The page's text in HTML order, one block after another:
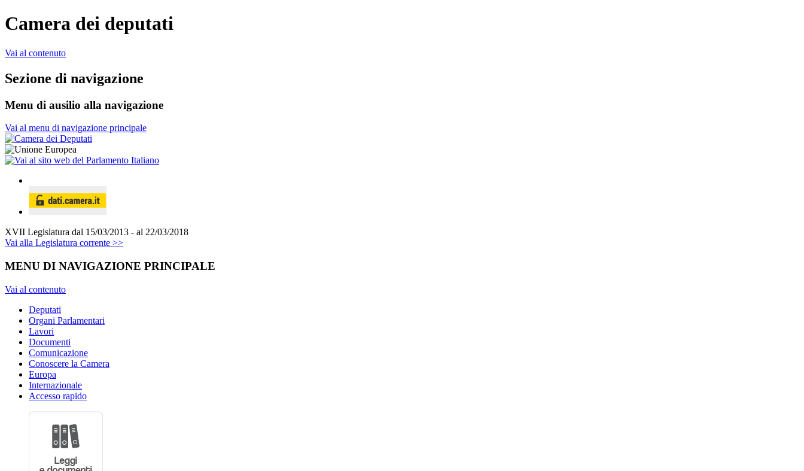
Camera dei deputati
Vai al contenuto
Sezione di navigazione
Menu di ausilio alla navigazione
Vai al menu di navigazione principale
XVII Legislatura dal 15/03/2013 - al 22/03/2018
Vai alla Legislatura corrente >>
MENU DI NAVIGAZIONE PRINCIPALE
Vai al contenuto
Deputati
Organi Parlamentari
Lavori
Documenti
Comunicazione
Conoscere la Camera
Europa
Internazionale
Accesso rapido